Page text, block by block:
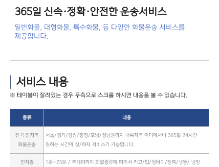
365일 신속·정확·안전한 운송서비스
일반화물, 대형화물, 특수화물, 등 다양한 화물운송 서비스를
제공합니다.
서비스 내용
종류 내용
전국 전지역
화물운송
서울/경기/강원/충청/호남/경남권까지 내륙지역 어디에서나 365일 24시간
원하는 시간에 상/하차 서비스가 가능합니다.
전차종
1톤~25톤 / 추레라까지 화물종류에 따라서 카고/탑/윙바디/장축/냉동/ 냉장